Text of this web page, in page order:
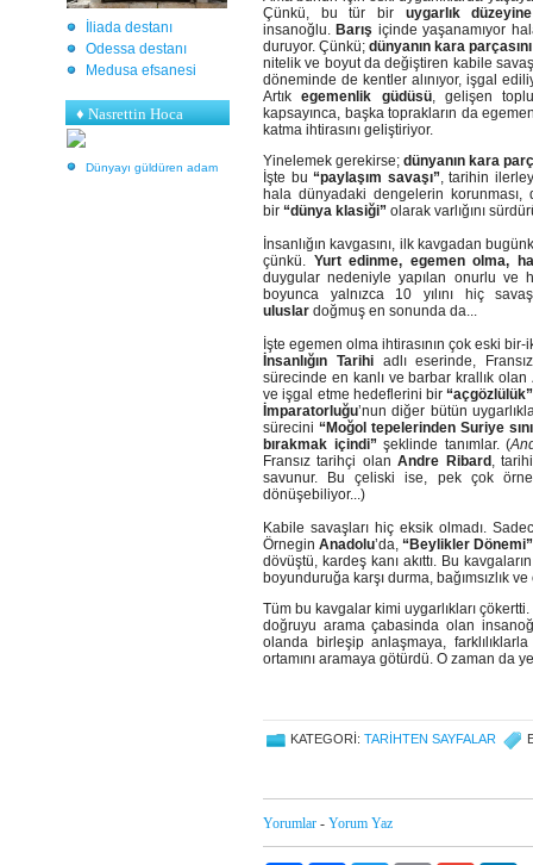
İliada destanı
Odessa destanı
Medusa efsanesi
♦ Nasrettin Hoca
Dünyayı güldüren adam
Çünkü, bu tür bir uygarlık düzeyine
insanoğlu. Barış içinde yaşanamıyor
duruyor. Çünkü;dünyanın kara
nitelik ve boyut da değiştiren kabile
döneminde de kentler alınıyor, işgal
Artıkegemenlik güdüsü, gelişen
kapsayınca, başka toprakların da
katma ihtirasını geliştiriyor.
Yinelemek gerekirse; dünyanın kara
İşte bu “paylaşım savaşı”, tarihin
hala dünyadaki dengelerin
bir “dünya klasiği” olarak varlığını
İnsanlığın kavgasını, ilk kavgadan
çünkü. Yurt edinme, egemen olma,
duygular nedeniyle yapılan onurlu ve
boyunca yalnızca 10 yılını hiç
uluslar doğmuş en sonunda da...
İşte egemen olma ihtirasının çok eski
İnsanlığın Tarihiadlı eserinde,
sürecinde en kanlı ve barbar krallık olan
ve işgal etme hedeflerini bir“açgözlülük”
İmparatorluğu’nun diğer bütün
sürecini “Moğol tepelerinden Suriye
bırakmak içindi”şeklinde tanımlar. (
Fransız tarihçi olanAndre Ribard ,
savunur. Bu çeliski ise, pek çok
dönüşebiliyor...)
Kabile savaşları hiç eksik olmadı.
ÖrneginAnadolu’da,“Beylikler Dönemi”
dövüştü, kardeş kanı akıttı. Bu
boyunduruğa karşı durma, bağımsızlık
Tüm bu kavgalar kimi uygarlıkları
doğruyu arama çabasinda olan
olanda birleşip anlaşmaya,
ortamını aramaya götürdü. O zaman da
KATEGORI: TARIHTEN SAYFALAR
Yorumlar - Yorum Yaz